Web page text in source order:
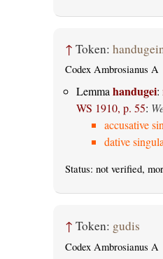
↑ Token:
Codex Ambrosianus A
Lemma handugei:
WS 1910, p. 55:
accusative
dative
Status: not verified,
↑ Token: gudis
Codex Ambrosianus A